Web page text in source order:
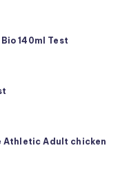
140ml Test
Athletic Adult chicken